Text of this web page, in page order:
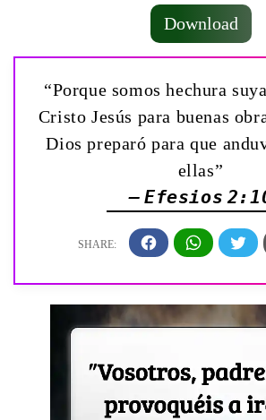
Download
“Porque somos hechura
Cristo Jesús para buenas
Dios preparó para que
ellas”
— Efesios